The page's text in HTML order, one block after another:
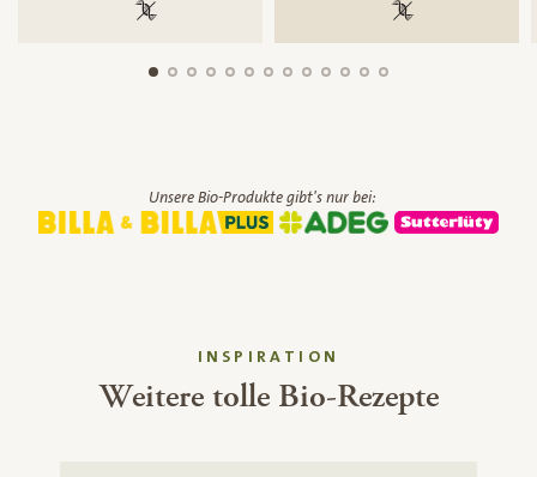
100 % gentechnikfrei 100 %
Unsere Bio-Produkte gibt's nur bei:
INSPIRATION
Weitere tolle Bio-Rezepte